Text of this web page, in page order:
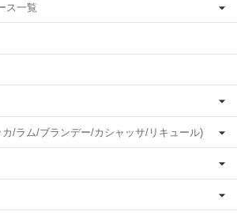
ス一覧
/ラム/ブランデー/カシャッサ/リキュール)